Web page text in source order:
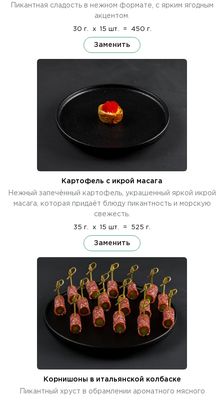
Пикантная сладость в нежном формате, с ярким ягодным
акцентом.
30 г. x 15 шт. = 450 г.
Заменить
Картофель с икрой масага
Нежный запечённый картофель, украшенный яркой икрой
масага, которая придаёт блюду пикантность и морскую
свежесть.
35 г. x 15 шт. = 525 г.
Заменить
Корнишоны в итальянской колбаске
Пикантный хруст в обрамлении ароматного мясного